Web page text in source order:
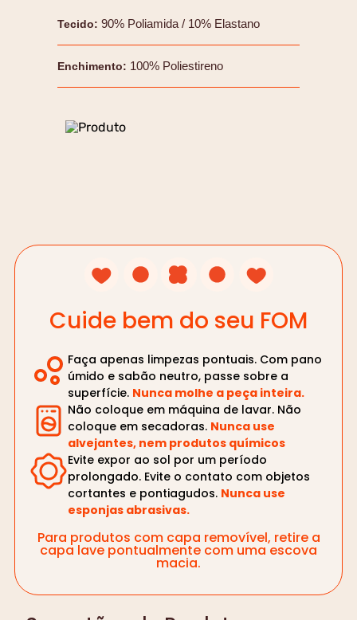
Tecido: 90% Poliamida / 10% Elastano
Enchimento: 100% Poliestireno
Cuide bem do seu FOM
Faça apenas limpezas pontuais. Com pano
úmido e sabão neutro, passe sobre a
superfície. Nunca molhe a peça inteira.
Não coloque em máquina de lavar. Não
coloque em secadoras. Nunca use
alvejantes, nem produtos químicos
Evite expor ao sol por um período
prolongado. Evite o contato com objetos
cortantes e pontiagudos. Nunca use
esponjas abrasivas.
Para produtos com capa removível, retire a
capa lave pontualmente com uma escova
macia.